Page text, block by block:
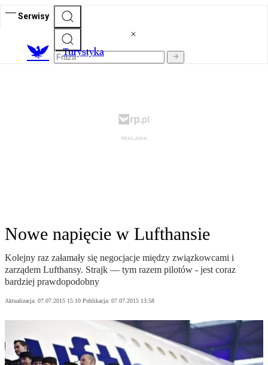
Serwisy
Turystyka
Nowe napięcie w Lufthansie
Kolejny raz załamały się negocjacje między związkowcami i
zarządem Lufthansy. Strajk — tym razem pilotów - jest coraz
bardziej prawdopodobny
Aktualizacja: 07.07.2015 15:10 Publikacja: 07.07.2015 13:58